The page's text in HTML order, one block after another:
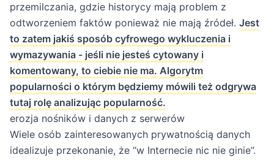
przemilczania, gdzie historycy mają problem z
odtworzeniem faktów ponieważ nie mają źródeł. Jest
to zatem jakiś sposób cyfrowego wykluczenia i
wymazywania - jeśli nie jesteś cytowany i
komentowany, to ciebie nie ma. Algorytm
popularności o którym będziemy mówili też odgrywa
tutaj rolę analizując popularność.
erozja nośników i danych z serwerów
Wiele osób zainteresowanych prywatnością danych
idealizuje przekonanie, że “w Internecie nic nie ginie”.